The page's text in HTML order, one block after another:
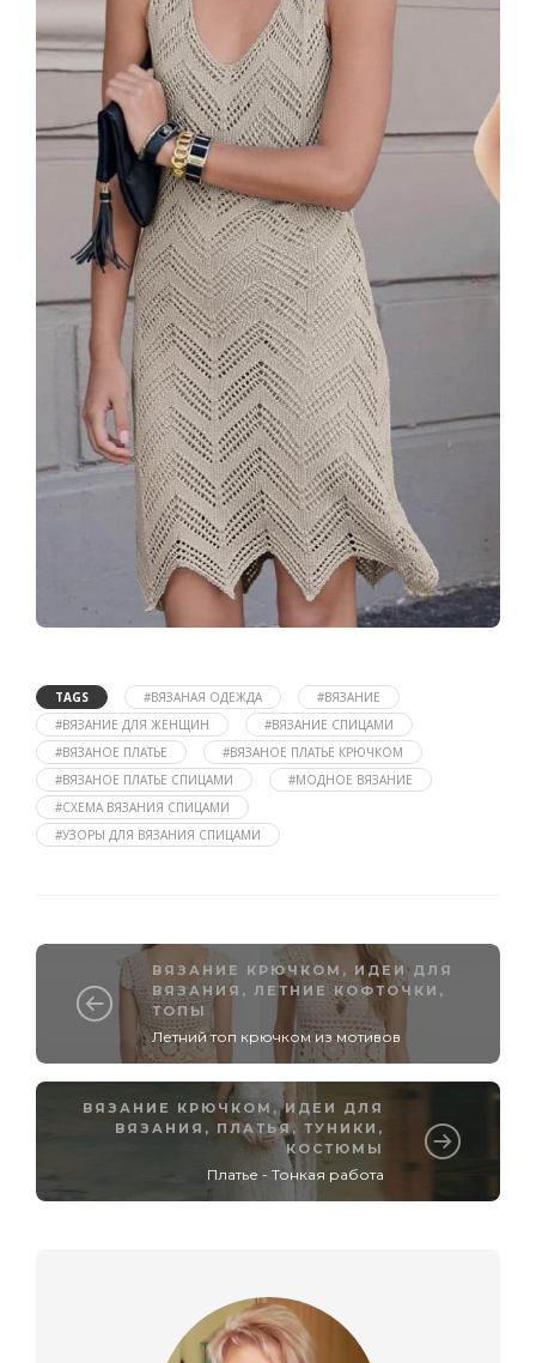
TAGS #ВЯЗАНАЯ ОДЕЖДА
#ВЯЗАНИЕ
#ВЯЗАНИЕ ДЛЯ ЖЕНЩИН
#ВЯЗАНИЕ СПИЦАМИ
#ВЯЗАНОЕ ПЛАТЬЕ
#ВЯЗАНОЕ ПЛАТЬЕ КРЮЧКОМ
#ВЯЗАНОЕ ПЛАТЬЕ СПИЦАМИ
#МОДНОЕ ВЯЗАНИЕ
#СХЕМА ВЯЗАНИЯ СПИЦАМИ
#УЗОРЫ ДЛЯ ВЯЗАНИЯ СПИЦАМИ
ВЯЗАНИЕ КРЮЧКОМ , ИДЕИ ДЛЯ
ВЯЗАНИЯ , ЛЕТНИЕ КОФТОЧКИ,
ТОПЫ
Летний топ крючком из мотивов
ВЯЗАНИЕ КРЮЧКОМ,ИДЕИ ДЛЯ
ВЯЗАНИЯ , ПЛАТЬЯ, ТУНИКИ,
КОСТЮМЫ
Платье - Тонкая работа